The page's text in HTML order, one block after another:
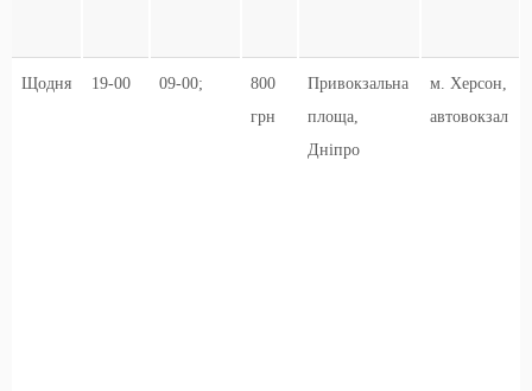
Щодня 19-00 09-00;
800
грн
Привокзальна
площа,
Дніпро
м. Херсон,
автовокзал